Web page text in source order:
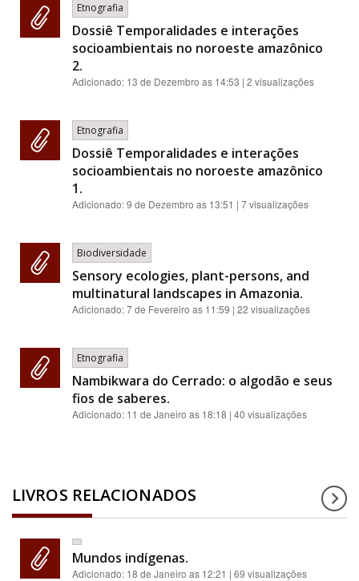
Etnografia
Dossiê Temporalidades e interações
socioambientais no noroeste amazônico
2.
Adicionado: 13 de Dezembro as 14:53 | 2 visualizações
Etnografia
Dossiê Temporalidades e interações
socioambientais no noroeste amazônico
1.
Adicionado:9 de Dezembro as 13:51 | 7 visualizações
Biodiversidade
Sensory ecologies, plant-persons, and
multinatural landscapes in Amazonia.
Adicionado:7 de Fevereiro as 11:59 | 22 visualizações
Etnografia
Nambikwara do Cerrado: o algodão e seus
fios de saberes.
Adicionado: 11 de Janeiro as 18:18 | 40 visualizações
LIVROS RELACIONADOS
Mundos indígenas.
Adicionado: 18 de Janeiro as 12:21 | 69 visualizações